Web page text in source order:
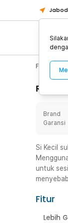
Fashion,
Brand
Garansi
Si Kecil
untuk
Fitur
Lebih